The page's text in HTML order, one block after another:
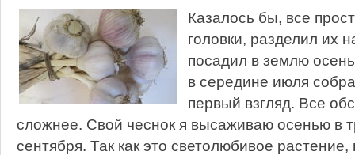
Казалось бы, все
головки, разделил их
посадил в землю
в середине июля
первый взгляд. Все
сложнее. Свой чеснок я высаживаю осенью в
сентября. Так как это светолюбивое растение,